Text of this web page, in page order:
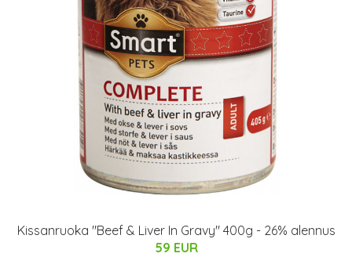
Kissanruoka "Beef & Liver In Gravy" 400g - 26% alennus
59 EUR